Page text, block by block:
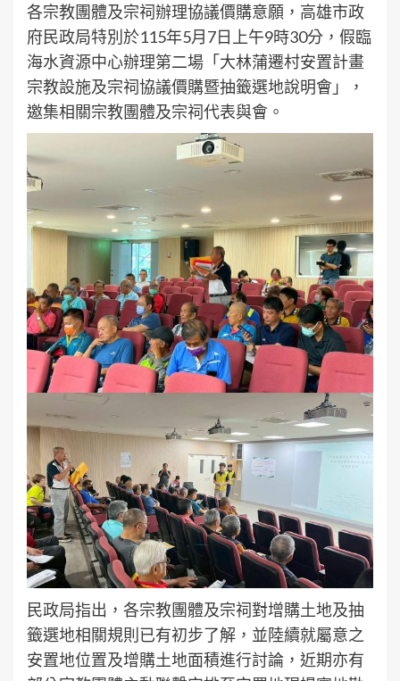
各宗教團體及宗祠辦理協議價購意願，高雄市政
府民政局特別於115年5月7日上午9時30分，假臨
海水資源中心辦理第二場「大林蒲遷村安置計畫
宗教設施及宗祠協議價購暨抽籤選地說明會」，
邀集相關宗教團體及宗祠代表與會。
民政局指出，各宗教團體及宗祠對增購土地及抽
籤選地相關規則已有初步了解，並陸續就屬意之
安置地位置及增購土地面積進行討論，近期亦有